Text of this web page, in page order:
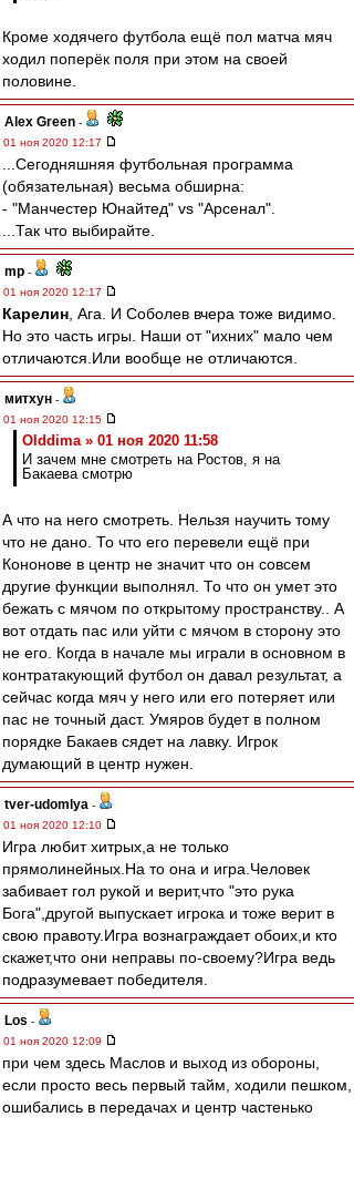
Кроме ходячего футбола ещё пол матча мяч
ходил поперёк поля при этом на своей
половине.
Alex Green -
01 ноя 2020 12:17
...Сегодняшняя футбольная программа
(обязательная) весьма обширна:
- "Манчестер Юнайтед" vs "Арсенал".
...Так что выбирайте.
mp -
01 ноя 2020 12:17
Карелин , Ага. И Соболев вчера тоже видимо.
Но это часть игры. Наши от "ихних" мало чем
отличаются.Или вообще не отличаются.
митхун -
01 ноя 2020 12:15
Olddima » 01 ноя 2020 11:58
И зачем мне смотреть на Ростов, я на
Бакаева смотрю
А что на него смотреть. Нельзя научить тому
что не дано. То что его перевели ещё при
Кононове в центр не значит что он совсем
другие функции выполнял. То что он умет это
бежать с мячом по открытому пространству.. А
вот отдать пас или уйти с мячом в сторону это
не его. Когда в начале мы играли в основном в
контратакующий футбол он давал результат, а
сейчас когда мяч у него или его потеряет или
пас не точный даст. Умяров будет в полном
порядке Бакаев сядет на лавку. Игрок
думающий в центр нужен.
tver-udomlya -
01 ноя 2020 12:10
Игра любит хитрых,а не только
прямолинейных.На то она и игра.Человек
забивает гол рукой и верит,что "это рука
Бога",другой выпускает игрока и тоже верит в
свою правоту.Игра вознаграждает обоих,и кто
скажет,что они неправы по-своему?Игра ведь
подразумевает победителя.
Los -
01 ноя 2020 12:09
при чем здесь Маслов и выход из обороны,
если просто весь первый тайм, ходили пешком,
ошибались в передачах и центр частенько